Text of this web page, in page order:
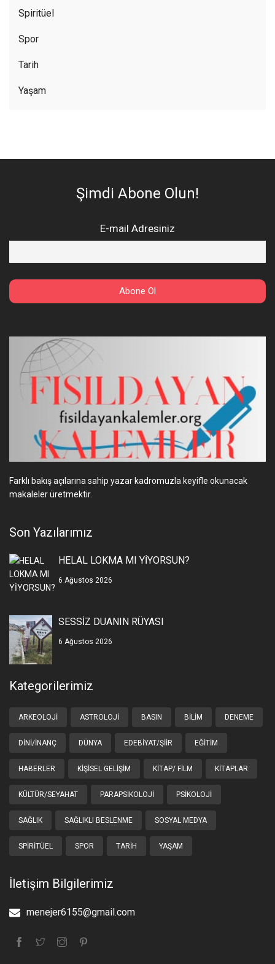
Spiritüel
Spor
Tarih
Yaşam
Şimdi Abone Olun!
E-mail Adresiniz
Farklı bakış açılarına sahip yazar kadromuzla keyifle okunacak
makaleler üretmektir.
Son Yazılarımız
HELAL LOKMA MI YİYORSUN?
6 Ağustos 2026
SESSİZ DUANIN RÜYASI
6 Ağustos 2026
Kategorilerimiz
ARKEOLOJI ASTROLOJI BASIN BILIM DENEME
DINI/İNANÇ DÜNYA EDEBIYAT/ŞIIR EĞITIM
HABERLER KIŞISEL GELIŞIM KITAP/ FILM KITAPLAR
KÜLTÜR/SEYAHAT PARAPSIKOLOJI PSIKOLOJI
SAĞLIK SAĞLIKLI BESLENME SOSYAL MEDYA
SPIRITÜEL SPOR TARIH YAŞAM
İletişim Bilgilerimiz
menejer6155@gmail.com